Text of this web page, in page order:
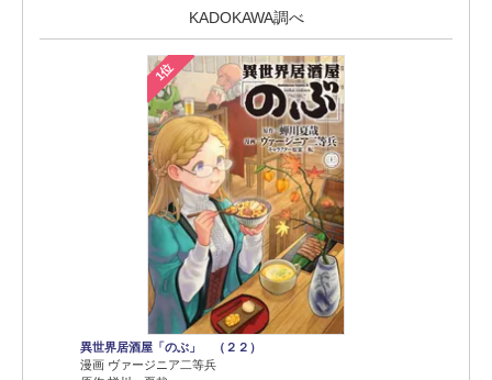
KADOKAWA調べ
1位
異世界居酒屋「のぶ」 （２２）
漫画 ヴァージニア二等兵